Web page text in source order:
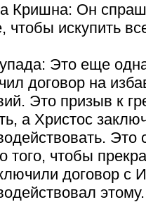
Кришна: Он
чтобы искупить
Это еще
договор на
Это призыв к
а Христос
того, чтобы
договор с
этому.